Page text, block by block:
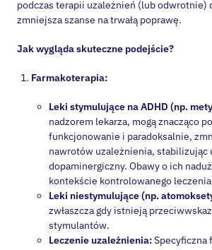
zmniejsza szanse na trwałą poprawę.
nadzorem lekarza, mogą znacząco
funkcjonowanie i paradoksalnie,
nawrotów uzależnienia, stabilizując
dopaminergiczny. Obawy o ich
kontekście kontrolowanego leczenia
Leki niestymulujące (np.
zwłaszcza gdy istnieją
stymulantów.
Leczenie uzależnienia:
(jeśli wskazana) wspierająca proces